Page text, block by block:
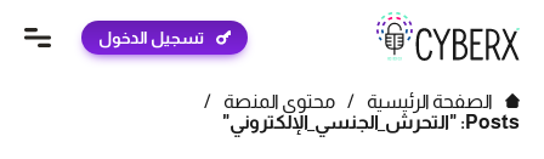
تسجيل الدخول
الصفحة الرئيسية / محتوى المنصة
/
Posts: "التحرش_الجنسي_الإلكتروني"